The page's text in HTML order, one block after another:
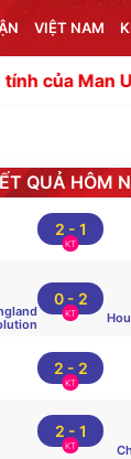
VIỆT NAM
trên thị
QUẢ HÔM
2 - 1
KT
0 - 2
KT
2 - 2
KT
2 - 1
KT